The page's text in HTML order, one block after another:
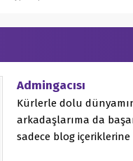
Admingacısı
Kürlerle dolu
arkadaşlarıma da
sadece blog içeriklerine